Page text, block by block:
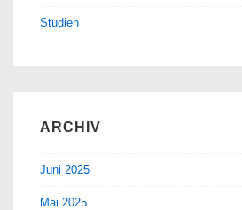
Studien
ARCHIV
Juni 2025
Mai 2025